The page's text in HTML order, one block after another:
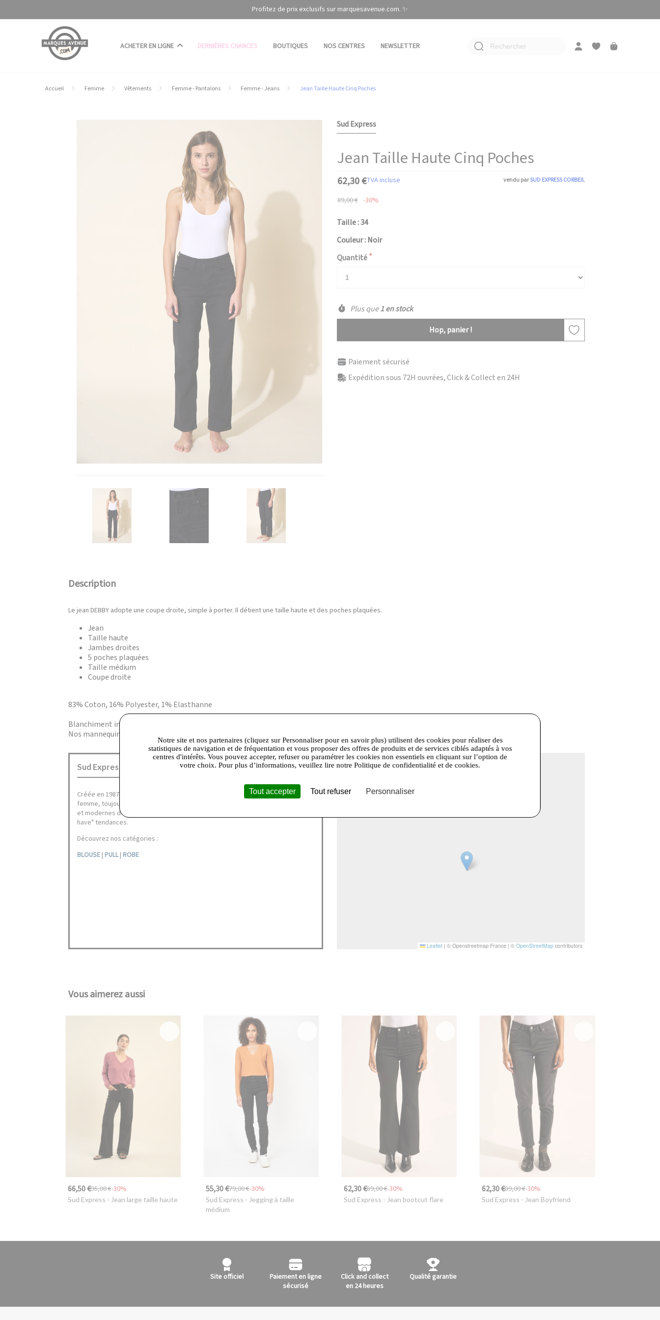
Profitez de prix exclusifs sur marquesavenue.com. ✨
ACHETER EN LIGNE DERNIÈRES CHANCES BOUTIQUES NOS CENTRES NEWSLETTER Rechercher
Accueil Femme Vêtements Femme - Pantalons Femme - Jeans Jean Taille Haute Cinq Poches
Sud Express
Jean Taille Haute Cinq Poches
vendu parSUD EXPRESS CORBEIL
62,30 €TVA incluse
89,00 € -30%
Taille : 34
Couleur : Noir
Quantité
Plus que1 en stock
Hop, panier !
Paiement sécurisé
Expédition sous 72H ouvrées, Click & Collect en 24H
Description
Le jean DEBBY adopte une coupe droite, simple à porter. Il détient une taille haute et des poches plaquées.
Jean
Taille haute
Jambes droites
5 poches plaquées
Taille médium
Coupe droite
83% Coton, 16% Polyester, 1% Elasthanne
Blanchiment interdit,Lavage à 30°,Nettoyage professionnel à sec interdit,Pas de séchage tambour,Repassage faible max 110°
Nos mannequins mesurent entre 1m70 et 1m76 et portent une taille 36.
Sud Express Corbeil :
Créée en 1987,
, la marque à la petite étoile qui symbolise la
femme, toujours unique et éblouissante, propose des collections romantiques
et modernes de prêt-à-porter; des classiques indispensables et des "must-
have" tendances.
Découvrez nos catégories :
BLOUSE | PULL| ROBE
+
Leaflet | © Openstreetmap France | © OpenStreetMapcontributors
Vous aimerez aussi
66,50 €95,00 €-30%
Sud Express - Jean large taille haute
55,30 €79,00 €-30%
Sud Express - Jegging à taille
médium
62,30 €89,00 €-30%
Sud Express - Jean bootcut flare
62,30 €89,00 €-30%
Sud Express - Jean Boyfriend
Site officiel
Paiement en ligne
sécurisé
Click and collect
en 24 heures
Qualité garantie
Notre site et nos partenaires (cliquez sur Personnaliser pour en savoir plus) utilisent des cookies pour réaliser des
statistiques de navigation et de fréquentation et vous proposer des offres de produits et de services ciblés adaptés à vos
centres d'intérêts. Vous pouvez accepter, refuser ou paramétrer les cookies non essentiels en cliquant sur l’option de
votre choix. Pour plus d’informations, veuillez lire notre Politique de confidentialité et de cookies.
Tout accepter Tout refuser Personnaliser